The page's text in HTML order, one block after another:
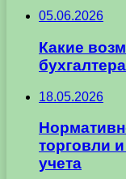
05.06.2026
Какие
18.05.2026
торговли
учета